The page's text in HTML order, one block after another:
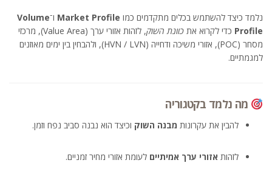
נלמד כיצד להשתמש בכלים מתקדמים כמו Market Profile ו־Volume
Profile כדי לקרוא את כוונת השוק
, לזהות אזורי ערך (Value Area), מרכזי
מסחר (POC), אזורי משיכה ודחייה (HVN / LVN), ולהבחין בין ימים מאוזנים
למגמתיים.
מה נלמד בקטגוריה
להבין את עקרונות מבנה השוק וכיצד הוא נבנה סביב נפח וזמן.
לזהות אזורי ערך אמיתיים לעומת אזורי מחיר זמניים.